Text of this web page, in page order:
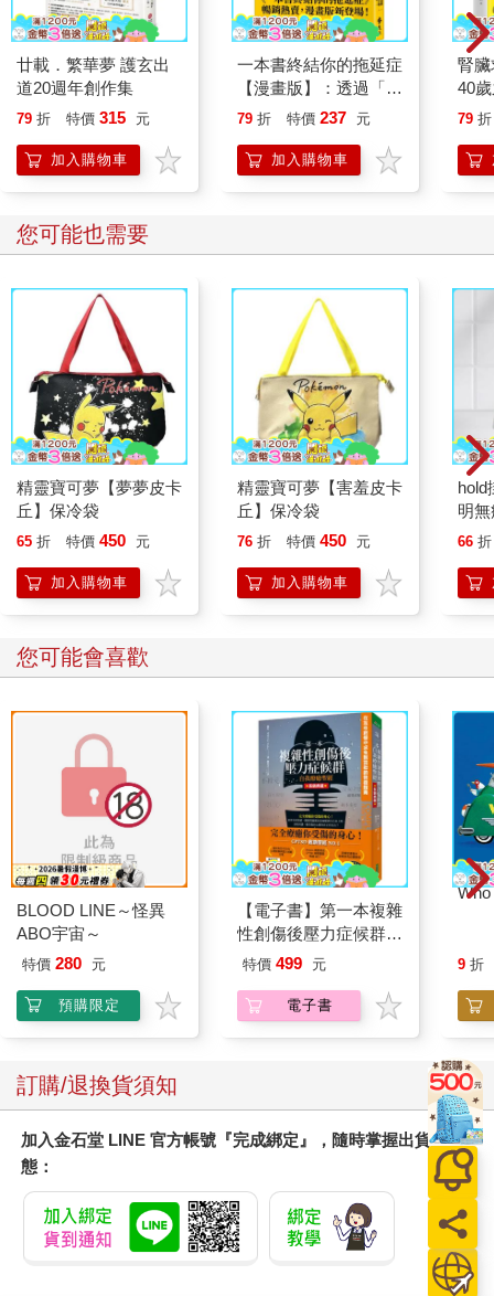
廿載．繁華夢 護玄出
道20週年創作集
79 折 特價 315 元
加入購物車
一本書終結你的拖延症
【漫畫版】：透過「小
行動」打開大腦的行動
「行動派」的37個科
學方法
79 折 特價 237 元
加入購物車
腎
40
就
79 折
您可能也需要
精靈寶可夢【夢夢皮卡
丘】保冷袋
65 折 特價 450 元
加入購物車
精靈寶可夢【害羞皮卡
丘】保冷袋
76 折 特價 450 元
加入購物車
hold
明
66 折
您可能會喜歡
BLOOD LINE～怪異
ABO宇宙～
特價 280 元
預購限定
【電子書】第一本複雜
性創傷後壓力症候群自
我療癒聖經（長銷典
特價 499 元
電子書
9 折
訂購/退換貨須知
加入金石堂 LINE 官方帳號『完成綁定』，隨時掌握出貨動
態：